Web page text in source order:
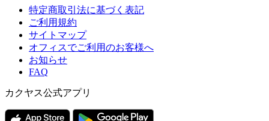
特定商取引法に基づく表記
ご利用規約
サイトマップ
オフィスでご利用のお客様へ
お知らせ
FAQ
カクヤス公式アプリ